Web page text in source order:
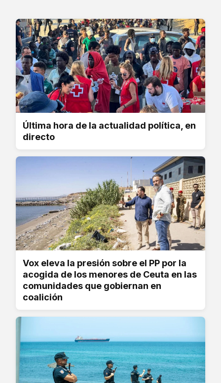
Última hora de la actualidad política, en
directo
Vox eleva la presión sobre el PP por la
acogida de los menores de Ceuta en las
comunidades que gobiernan en
coalición